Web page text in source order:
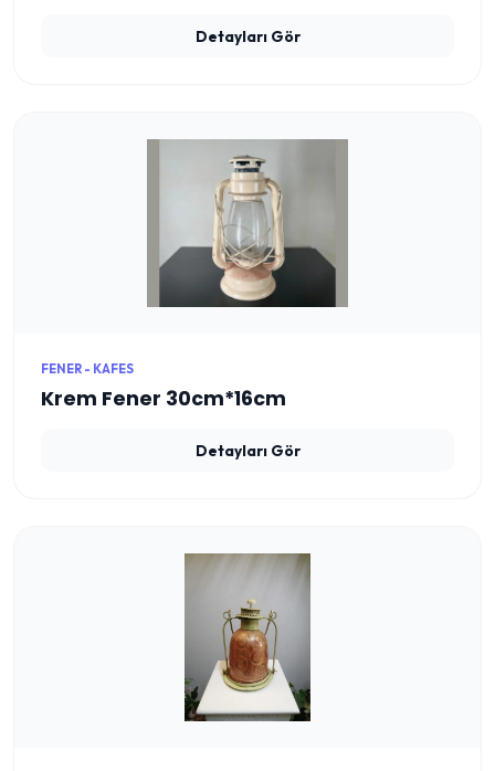
Detayları Gör
FENER - KAFES
Krem Fener 30cm*16cm
Detayları Gör